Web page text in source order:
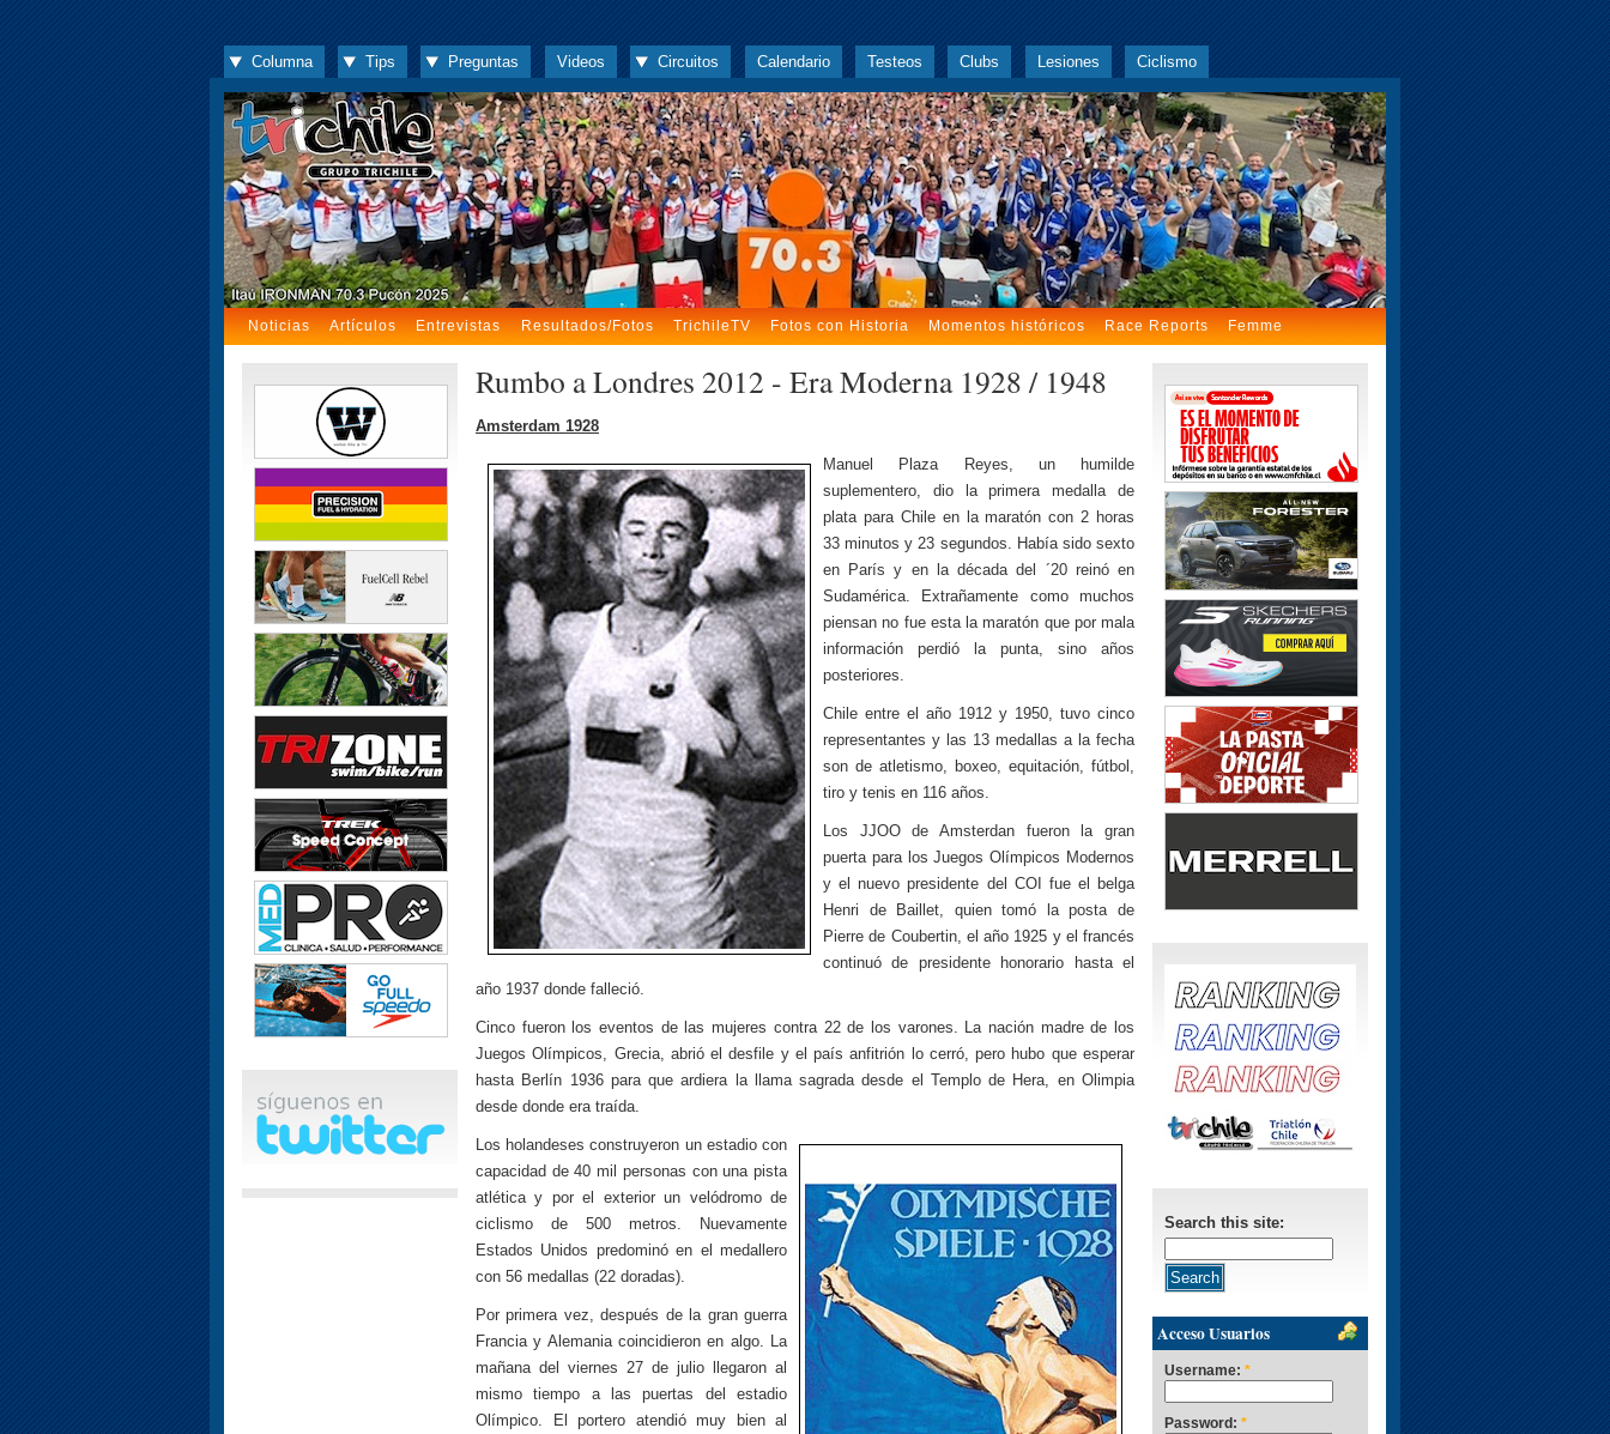
Columna Tips Preguntas Videos Circuitos Calendario Testeos Clubs Lesiones Ciclismo
Noticias Artículos Entrevistas Resultados/Fotos TrichileTV Fotos con Historia Momentos históricos Race Reports Femme
Rumbo a Londres 2012 - Era Moderna 1928 / 1948
Amsterdam 1928
Manuel Plaza Reyes, un humilde
suplementero, dio la primera medalla de
plata para Chile en la maratón con 2 horas
33 minutos y 23 segundos. Había sido sexto
en París y en la década del ´20 reinó en
Sudamérica. Extrañamente como muchos
piensan no fue esta la maratón que por mala
información perdió la punta, sino años
posteriores.
Chile entre el año 1912 y 1950, tuvo cinco
representantes y las 13 medallas a la fecha
son de atletismo, boxeo, equitación, fútbol,
tiro y tenis en 116 años.
Los JJOO de Amsterdan fueron la gran
puerta para los Juegos Olímpicos Modernos
y el nuevo presidente del COI fue el belga
Henri de Baillet, quien tomó la posta de
Pierre de Coubertin, el año 1925 y el francés
continuó de presidente honorario hasta el
año 1937 donde falleció.
Cinco fueron los eventos de las mujeres contra 22 de los varones. La nación madre de los
Juegos Olímpicos, Grecia, abrió el desfile y el país anfitrión lo cerró, pero hubo que esperar
hasta Berlín 1936 para que ardiera la llama sagrada desde el Templo de Hera, en Olimpia
desde donde era traída.
Los holandeses construyeron un estadio con
capacidad de 40 mil personas con una pista
atlética y por el exterior un velódromo de
ciclismo de 500 metros. Nuevamente
Estados Unidos predominó en el medallero
con 56 medallas (22 doradas).
Por primera vez, después de la gran guerra
Francia y Alemania coincidieron en algo. La
mañana del viernes 27 de julio llegaron al
mismo tiempo a las puertas del estadio
Olímpico. El portero atendió muy bien al
Search this site:
Acceso Usuarios
Username: *
Password: *